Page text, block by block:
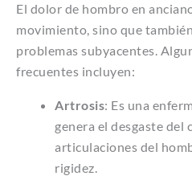
El dolor de hombro en
movimiento, sino que
problemas subyacentes.
frecuentes incluyen:
Artrosis: Es una
genera el desgaste del
articulaciones del
rigidez.